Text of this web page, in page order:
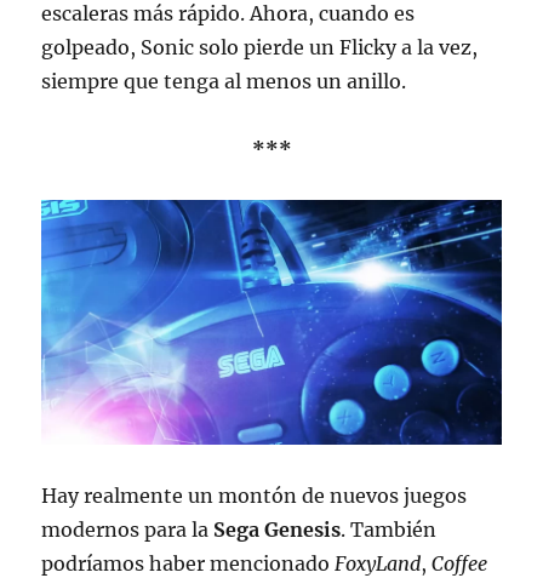
escaleras más rápido. Ahora, cuando es
golpeado, Sonic solo pierde un Flicky a la vez,
siempre que tenga al menos un anillo.
***
Hay realmente un montón de nuevos juegos
modernos para la Sega Genesis. También
podríamos haber mencionadoFoxyLand,Coffee